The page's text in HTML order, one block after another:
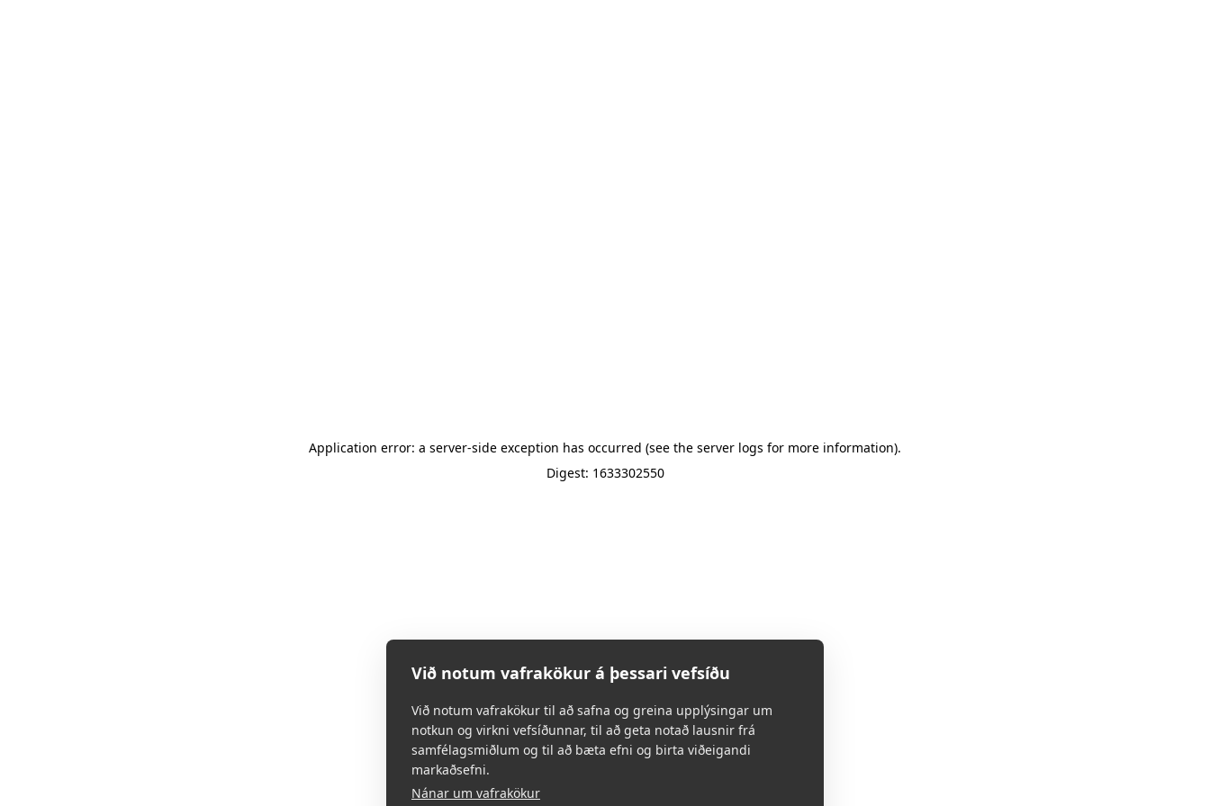
Application error: a server-side exception has occurred (see the server logs for more information).
Digest: 1633302550
Við notum vafrakökur á þessari vefsíðu
Við notum vafrakökur til að safna og greina upplýsingar um
notkun og virkni vefsíðunnar, til að geta notað lausnir frá
samfélagsmiðlum og til að bæta efni og birta viðeigandi
markaðsefni.
Nánar um vafrakökur